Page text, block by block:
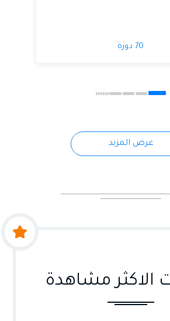
70 دورة
عرض المزيد
الاكثر مشاهدة